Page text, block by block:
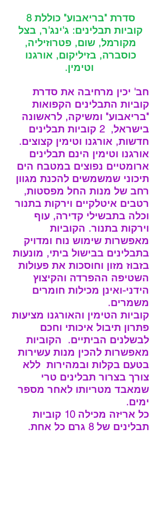
קוביות תבלינים: ג'ינג'ר, בצל
מקורמל, שום, פטרוזיליה,
כוסברה, בזיליקום, אורגנו
וטימין.
חב' יכין מרחיבה את סדרת
קוביות התבלינים הקפואות
"בריאבוע" ומשיקה, לראשונה
בישראל,  2 קוביות תבלינים
חדשות, אורגנו וטימין קצוצים.
אורגנו וטימין הינם תבלינים
ארומטיים נפוצים במטבח הים
תיכוני שמשמשים להכנת מגוון
רחב של מנות החל מפסטות,
רטבים איטלקיים וירקות בתנור
וכלה בתבשילי קדירה, עוף
וירקות בתנור. הקוביות
מאפשרות שימוש נוח ומדויק
בתבלינים בבישול ביתי, מונעות
בזבוז מזון וחוסכות את פעולות
השטיפה ההפרדה והקיצוץ
הידני-ואינן מכילות חומרים
משמרים.
קוביות הטימין והאורגנו מציעות
פתרון תיבול איכותי וחכם
לבשלנים הביתיים.  הקוביות
מאפשרות להכין מנות עשירות
בטעם בקלות ובמהירות  ללא
צורך בצרור תבלינים טרי
שמאבד מטריותו לאחר מספר
ימים.
כל אריזה מכילה 10 קוביות
תבלינים של 8 גרם כל אחת.